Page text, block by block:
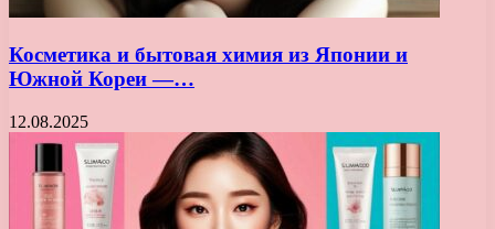
Косметика и бытовая химия из Японии и
Южной Кореи —…
12.08.2025